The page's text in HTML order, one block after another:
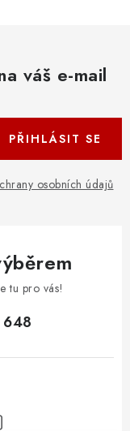
váš e-mail
osobních údajů
PŘIHLÁSIT SE
tu pro vás!